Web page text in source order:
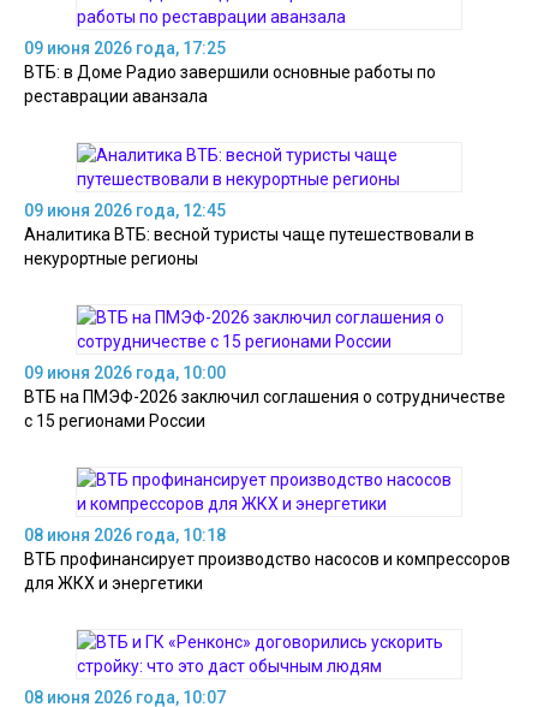
09 июня 2026 года, 17:25
ВТБ: в Доме Радио завершили основные работы по
реставрации аванзала
09 июня 2026 года, 12:45
Аналитика ВТБ: весной туристы чаще путешествовали в
некурортные регионы
09 июня 2026 года, 10:00
ВТБ на ПМЭФ-2026 заключил соглашения о сотрудничестве
с 15 регионами России
08 июня 2026 года, 10:18
ВТБ профинансирует производство насосов и компрессоров
для ЖКХ и энергетики
08 июня 2026 года, 10:07